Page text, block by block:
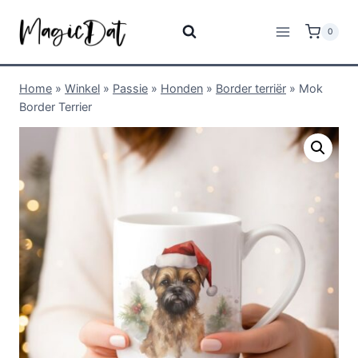
0
Home » Winkel » Passie » Honden » Border terriër » Mok
Border Terrier